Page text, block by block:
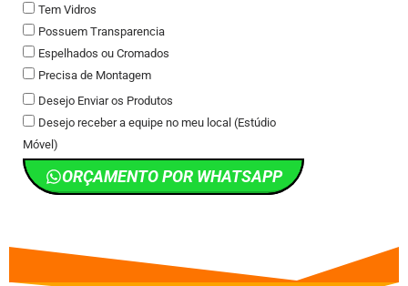
Tem Vidros
Possuem Transparencia
Espelhados ou Cromados
Precisa de Montagem
Desejo Enviar os Produtos
Desejo receber a equipe no meu local (Estúdio
Móvel)
ORÇAMENTO POR WHATSAPP